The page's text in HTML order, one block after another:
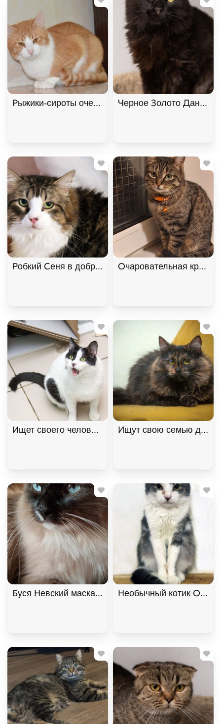
Рыжики-сироты очень хотят домой! В дар!,
Черное Золото Данила
Робкий Сеня в добрые руки, Двухцветный,
Очаровательная
Ищет своего человека кот Снежок!, Черный с
Ищут свою семью два
Буся Невский маскарадный котик-сирота в дар!
Необычный котик